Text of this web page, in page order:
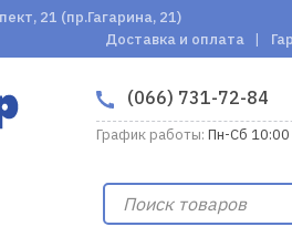
21 (пр.Гагарина, 21)
Доставка и оплата
(066) 731-72-84
График работы: Пн-Сб